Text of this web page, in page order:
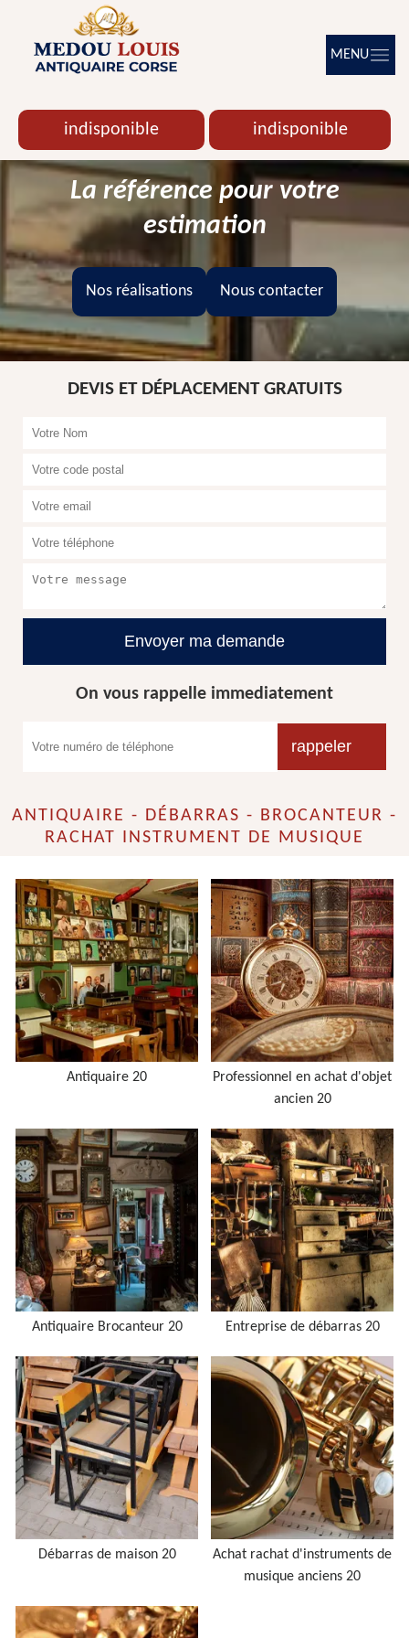
MENU
indisponible indisponible
La référence pour votre
estimation
Nos réalisations Nous contacter
DEVIS ET DÉPLACEMENT GRATUITS
On vous rappelle immediatement
ANTIQUAIRE - DÉBARRAS - BROCANTEUR -
RACHAT INSTRUMENT DE MUSIQUE
Antiquaire 20
Professionnel en achat d'objet
ancien 20
Antiquaire Brocanteur 20 Entreprise de débarras 20
Débarras de maison 20
Achat rachat d'instruments de
musique anciens 20